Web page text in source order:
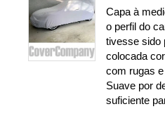
Capa à
o perfil do
tivesse sido
colocada
com rugas
Suave por
suficiente